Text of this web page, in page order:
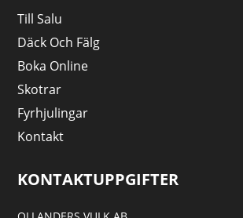
Till Salu
Däck Och Fälg
Boka Online
Skotrar
Fyrhjulingar
Kontakt
KONTAKTUPPGIFTER